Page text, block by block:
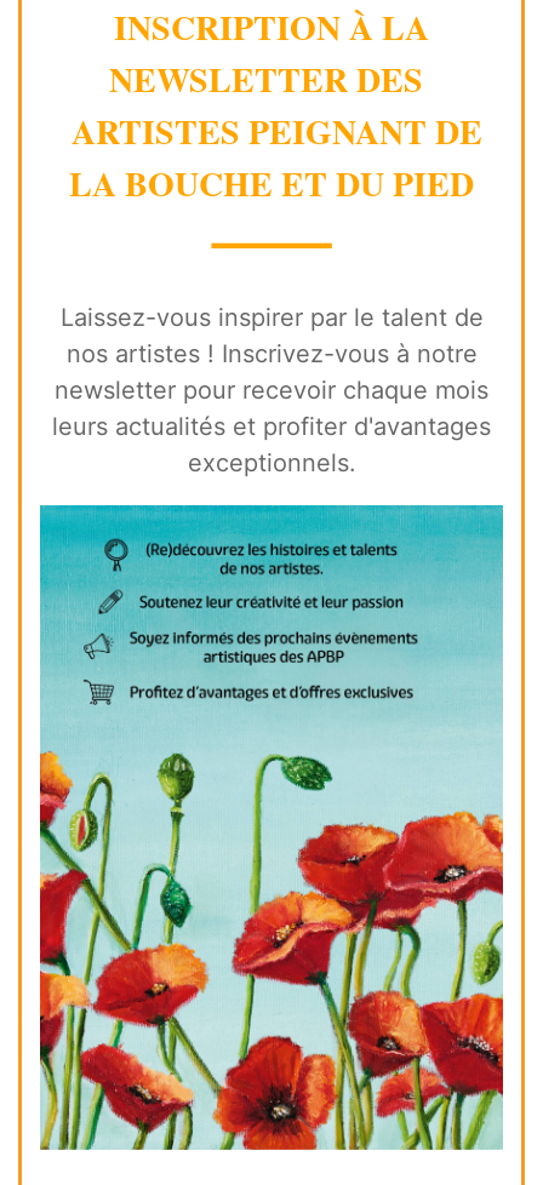
INSCRIPTION À LA
NEWSLETTER DES
ARTISTES PEIGNANT DE
LA BOUCHE ET DU PIED
⸻
Laissez-vous inspirer par le talent de
nos artistes ! Inscrivez-vous à notre
newsletter pour recevoir chaque mois
leurs actualités et profiter d'avantages
exceptionnels.